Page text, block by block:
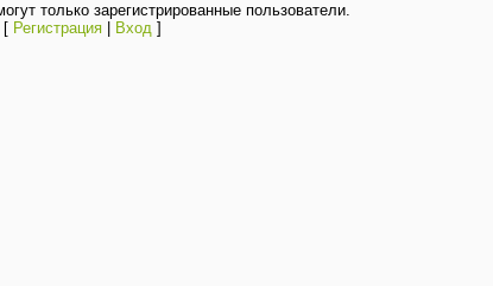
только зарегистрированные пользователи.
[ Регистрация| Вход]